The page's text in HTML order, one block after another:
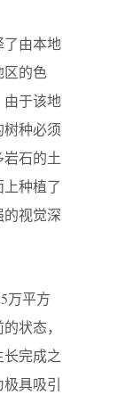
了由本地
区的色
由于该地
种必须
石的土
种植了
视觉深
万平方
状态，
完成之
具吸引